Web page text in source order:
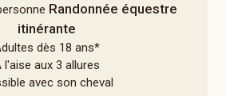
Randonnée équestre
itinérante
dès 18 ans*
l'aise aux 3 allures
avec son cheval